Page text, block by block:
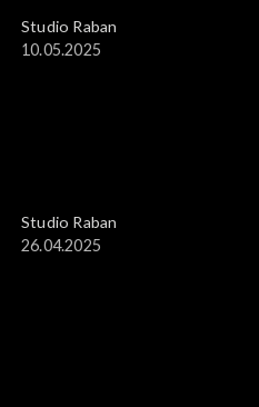
Studio Raban
10.05.2025
Studio Raban
26.04.2025